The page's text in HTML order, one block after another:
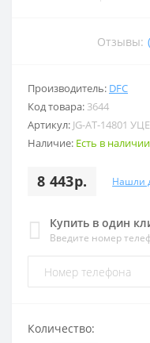
Отзывы:
Производитель: DFC
Код товара: 3644
Артикул: JG-AT-14801
Наличие: Есть в наличии
8 443р. Нашли
Купить в один
Введите номер
Количество: